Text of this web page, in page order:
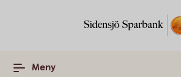
Meny